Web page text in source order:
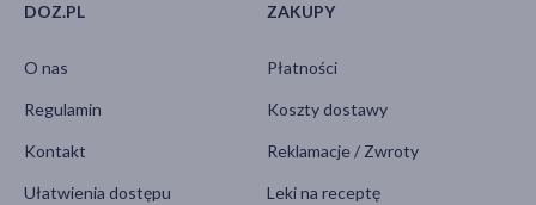
DOZ.PL
O nas
Regulamin
Kontakt
Ułatwienia dostępu
ZAKUPY
Płatności
Koszty dostawy
Reklamacje / Zwroty
Leki na receptę